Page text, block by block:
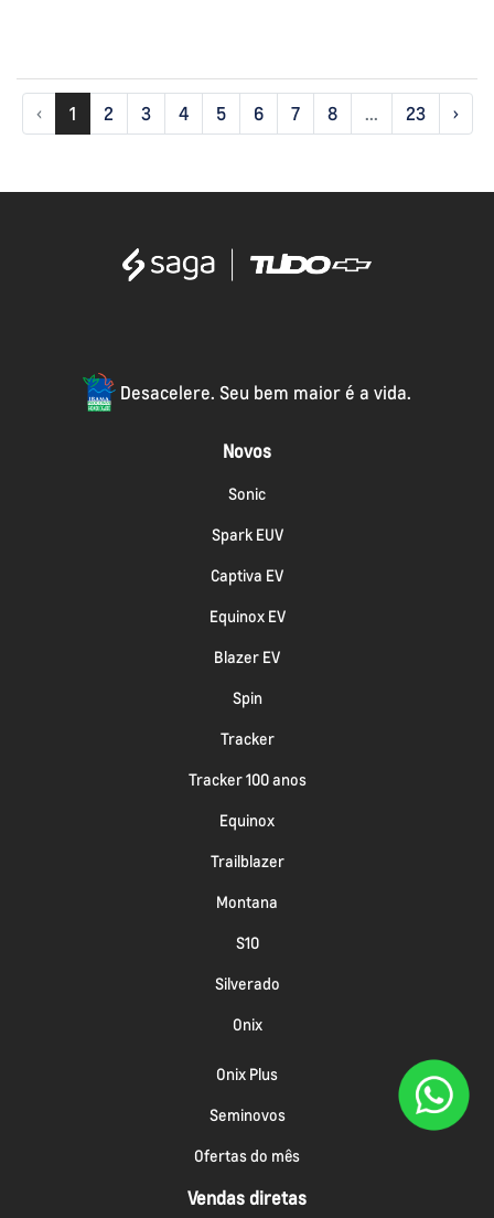
‹ 1 2 3 4 5 6 7 8 ... 23 ›
Desacelere. Seu bem maior é a vida.
Novos
Sonic
Spark EUV
Captiva EV
Equinox EV
Blazer EV
Spin
Tracker
Tracker 100 anos
Equinox
Trailblazer
Montana
S10
Silverado
Onix
Onix Plus
Seminovos
Ofertas do mês
Vendas diretas